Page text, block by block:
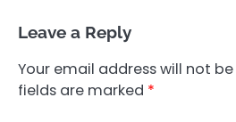
Leave a Reply
Your email address will not
fields are marked *